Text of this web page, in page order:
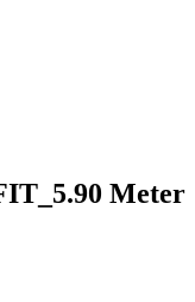
Meter